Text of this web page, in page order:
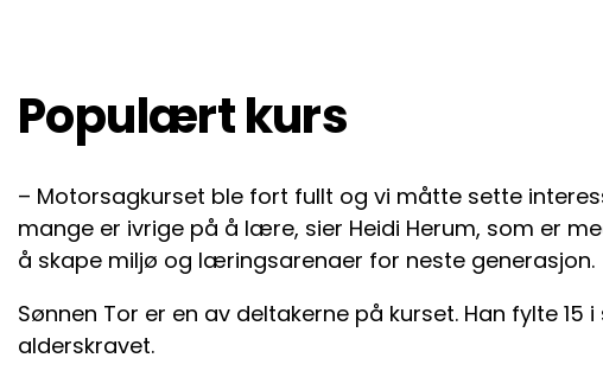
Populært kurs
– Motorsagkurset ble fort fullt og vi måtte sette
mange er ivrige på å lære, sier Heidi Herum, som er
å skape miljø og læringsarenaer for neste generasjon.
Sønnen Tor er en av deltakerne på kurset. Han fylte
alderskravet.